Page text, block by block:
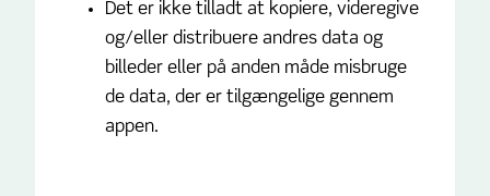
Det er ikke tilladt at kopiere, videregive
og/eller distribuere andres data og
billeder eller på anden måde misbruge
de data, der er tilgængelige gennem
appen.